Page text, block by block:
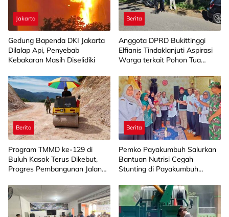
Jakarta
Gedung Bapenda DKI Jakarta
Dilalap Api, Penyebab
Kebakaran Masih Diselidiki
Berita
Anggota DPRD Bukittinggi
Elfianis Tindaklanjuti Aspirasi
Warga terkait Pohon Tua
Berita
Program TMMD ke-129 di
Buluh Kasok Terus Dikebut,
Progres Pembangunan Jalan
Berita
Pemko Payakumbuh Salurkan
Bantuan Nutrisi Cegah
Stunting di Payakumbuh